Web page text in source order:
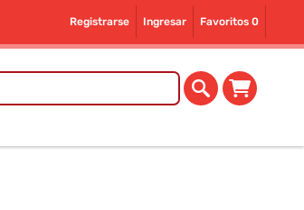
Registrarse Ingresar Favoritos 0